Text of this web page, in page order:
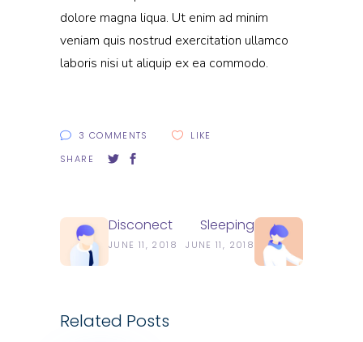
dolore magna liqua. Ut enim ad minim
veniam quis nostrud exercitation ullamco
laboris nisi ut aliquip ex ea commodo.
3 COMMENTS
LIKE
SHARE
Disconect
JUNE 11, 2018
Sleeping
JUNE 11, 2018
Related Posts